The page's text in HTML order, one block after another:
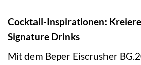
Cocktail-Inspirationen:
Signature Drinks
Mit dem Beper Eiscrusher